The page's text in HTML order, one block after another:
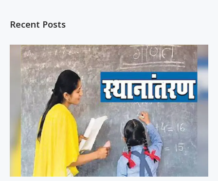
Recent Posts